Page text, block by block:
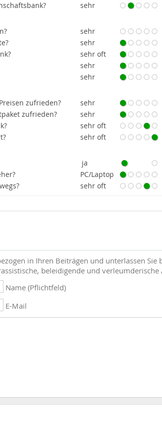
sehr
sehr
sehr
sehr oft
sehr
sehr
zufrieden?
sehr
zufrieden?
sehr
sehr oft
sehr oft
ja
PC/Laptop
sehr oft
in Ihren Beiträgen und unterlassen Sie
beleidigende und verleumderische
Name (Pflichtfeld)
E-Mail